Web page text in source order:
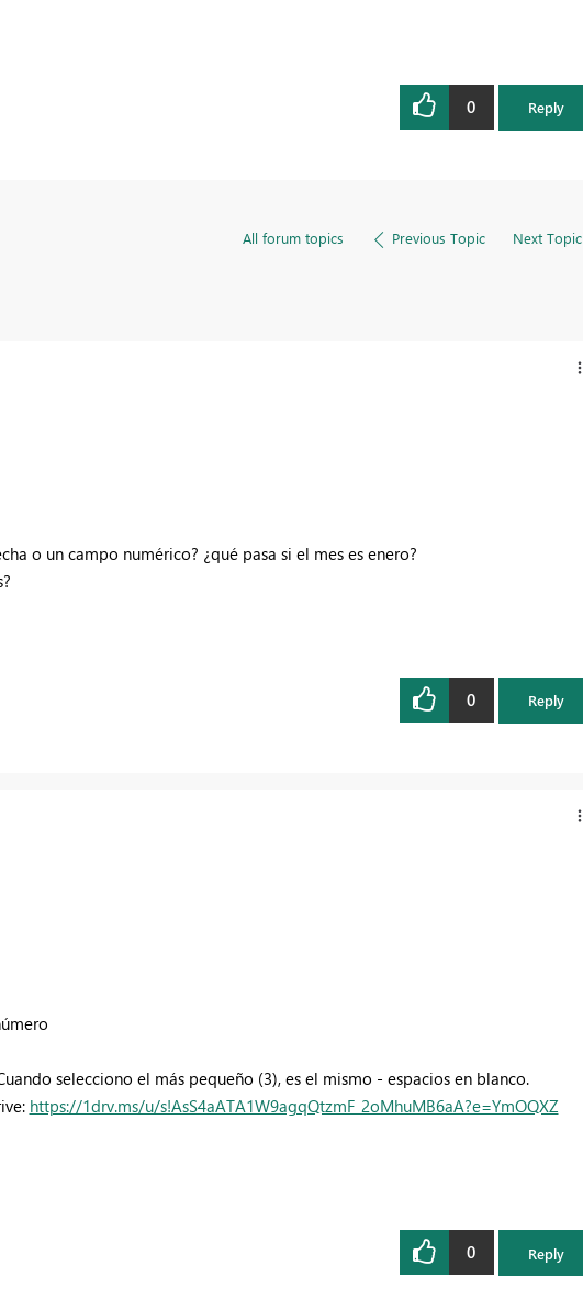
0 Reply
All forum topics Previous Topic Next Topic
o un campo numérico? ¿qué pasa si el mes es enero?
0 Reply
selecciono el más pequeño (3), es el mismo - espacios en blanco.
https://1drv.ms/u/s!AsS4aATA1W9agqQtzmF_2oMhuMB6aA?e=YmOQXZ
0 Reply